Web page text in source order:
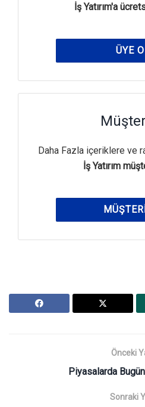
İş Yatırım'a
ÜYE
Daha Fazla içeriklere ve
İş Yatırım
Önceki
Piyasalarda
Sonraki